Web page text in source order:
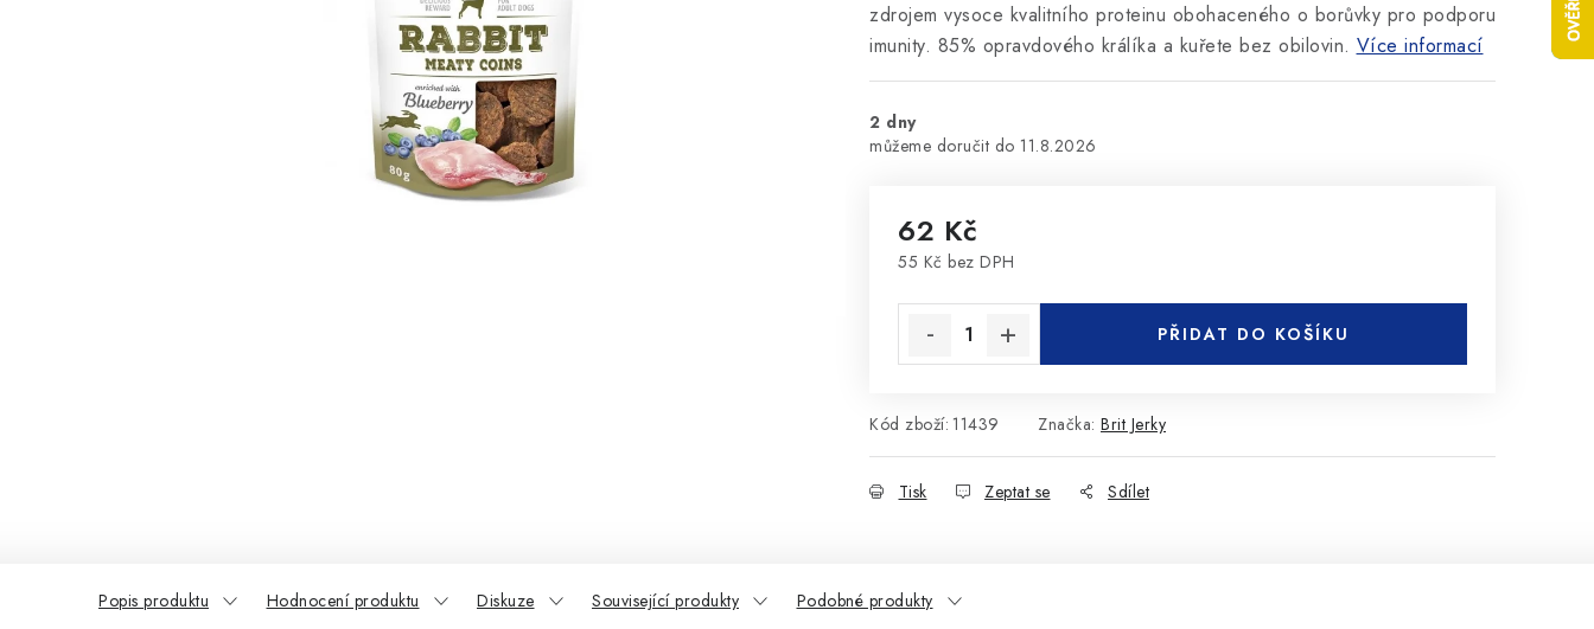
zdrojem vysoce kvalitního proteinu obohaceného o borůvky pro podporu
imunity. 85% opravdového králíka a kuřete bez obilovin. Více informací
2 dny
11.8.2026
62 Kč
55 Kč bez DPH
PŘIDAT DO KOŠÍKU
Kód zboží: 11439 Značka: Brit Jerky
Tisk Zeptat se Sdílet
Popis produktu Hodnocení produktu Diskuze Související produkty Podobné produkty